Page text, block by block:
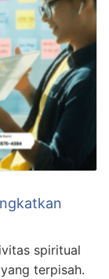
spiritual
terpisah.